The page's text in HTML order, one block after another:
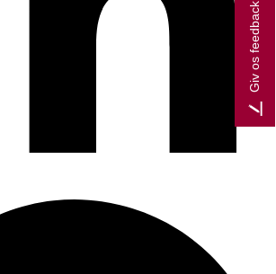
Giv os feedback